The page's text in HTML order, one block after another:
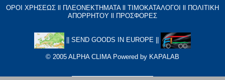
ΟΡΟΙ ΧΡΗΣΕΩΣ
ΠΛΕΟΝΕΚΤΗΜΑΤΑll ΤΙΜΟΚΑΤΑΛΟΓΟΙ
ΠΟΛΙΤΙΚΗ
ΑΠΟΡΡΗΤΟΥ
ΠΡΟΣΦΟΡΕΣ
SEND GOODS IN EUROPE
© 2005 ALPHA CLIMA Powered by KAPALAB